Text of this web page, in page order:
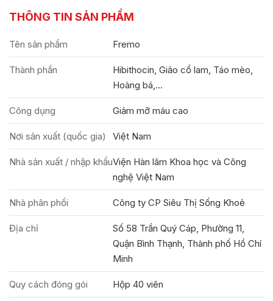
THÔNG TIN SẢN PHẨM
Tên sản phẩm Fremo
Thành phần
Hibithocin, Giảo cổ lam, Táo mèo,
Hoàng bá,...
Công dụng Giảm mỡ máu cao
Nơi sản xuất (quốc gia) Việt Nam
Nhà sản xuất / nhập khẩuViện Hàn lâm Khoa học và Công
nghệ Việt Nam
Nhà phân phối Công ty CP Siêu Thị Sống Khoẻ
Địa chỉ
Số 58 Trần Quý Cáp, Phường 11,
Quận Bình Thạnh, Thành phố Hồ Chí
Minh
Quy cách đóng gói Hộp 40 viên